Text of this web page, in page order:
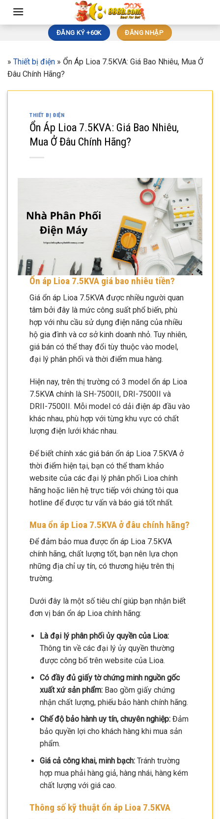
ĐĂNG KÝ +60K ĐĂNG NHẬP
» Thiết bị điện » Ổn Áp Lioa 7.5KVA: Giá Bao Nhiêu, Mua Ở
Đâu Chính Hãng?
THIẾT BỊ ĐIỆN
Ổn Áp Lioa 7.5KVA: Giá Bao Nhiêu,
Mua Ở Đâu Chính Hãng?
Ổn áp Lioa 7.5KVA giá bao nhiêu tiền?
Giá ổn áp Lioa 7.5KVA được nhiều người quan
tâm bởi đây là mức công suất phổ biến, phù
hợp với nhu cầu sử dụng điện năng của nhiều
hộ gia đình và cơ sở kinh doanh nhỏ. Tuy nhiên,
giá bán có thể thay đổi tùy thuộc vào model,
đại lý phân phối và thời điểm mua hàng.
Hiện nay, trên thị trường có 3 model ổn áp Lioa
7.5KVA chính là SH-7500II, DRI-7500II và
DRII-7500II. Mỗi model có dải điện áp đầu vào
khác nhau, phù hợp với từng khu vực có chất
lượng điện lưới khác nhau.
Để biết chính xác giá bán ổn áp Lioa 7.5KVA ở
thời điểm hiện tại, bạn có thể tham khảo
website của các đại lý phân phối Lioa chính
hãng hoặc liên hệ trực tiếp với chúng tôi qua
hotline để được tư vấn và báo giá tốt nhất.
Mua ổn áp Lioa 7.5KVA ở đâu chính hãng?
Để đảm bảo mua được ổn áp Lioa 7.5KVA
chính hãng, chất lượng tốt, bạn nên lựa chọn
những địa chỉ uy tín, có thương hiệu trên thị
trường.
Dưới đây là một số tiêu chí giúp bạn nhận biết
đơn vị bán ổn áp Lioa chính hãng:
Là đại lý phân phối ủy quyền của Lioa:
Thông tin về các đại lý ủy quyền thường
được công bố trên website của Lioa.
Có đầy đủ giấy tờ chứng minh nguồn gốc
xuất xứ sản phẩm:Bao gồm giấy chứng
nhận chất lượng, phiếu bảo hành chính hãng.
Chế độ bảo hành uy tín, chuyên nghiệp:Đảm
bảo quyền lợi cho khách hàng khi mua sản
phẩm.
Giá cả công khai, minh bạch:Tránh trường
hợp mua phải hàng giả, hàng nhái, hàng kém
chất lượng với giá cao.
Thông số kỹ thuật ổn áp Lioa 7.5KVA